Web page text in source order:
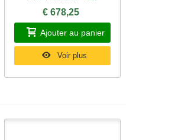
€ 678,25
Ajouter au panier
Voir plus